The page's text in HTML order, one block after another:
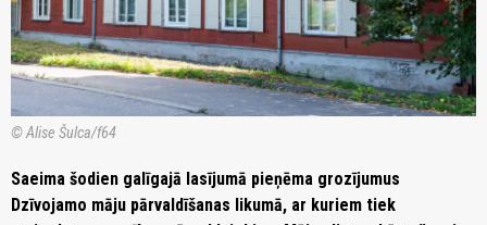
© Alise Šulca/f64
Saeima šodien galīgajā lasījumā pieņēma grozījumus
Dzīvojamo māju pārvaldīšanas likumā, ar kuriem tiek